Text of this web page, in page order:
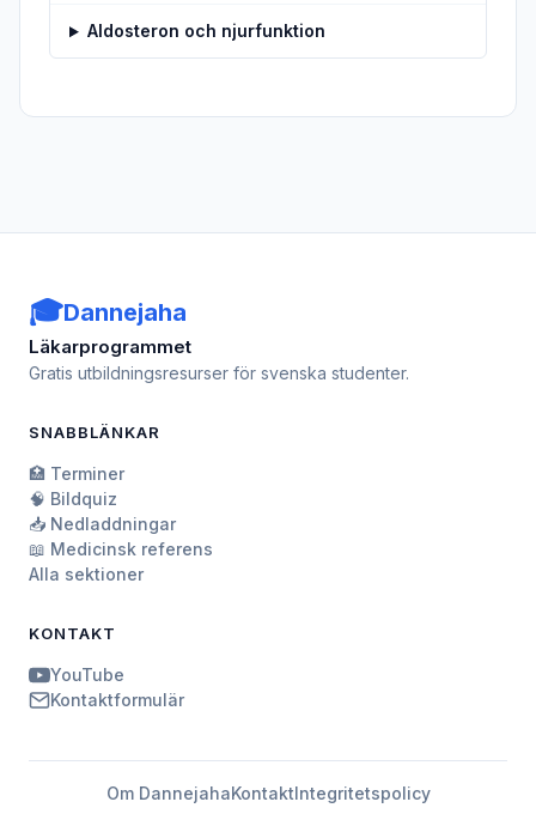
Aldosteron och njurfunktion
🎓Dannejaha
Läkarprogrammet
Gratis utbildningsresurser för svenska studenter.
SNABBLÄNKAR
🏥 Terminer
🧠 Bildquiz
📥 Nedladdningar
📖 Medicinsk referens
Alla sektioner
KONTAKT
YouTube
Kontaktformulär
Om DannejahaKontaktIntegritetspolicy